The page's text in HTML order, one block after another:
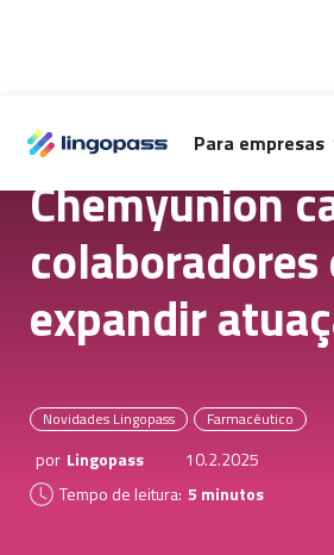
Para empresas
deste site e melhorar sua experiência
Chemyunion
expandir
Novidades Lingopass Farmacêutico
por Lingopass
10.2.2025
Tempo de leitura: 5 minutos